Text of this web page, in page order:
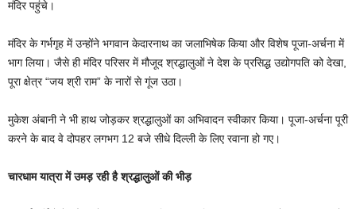
मंदिर पहुंचे।
मंदिर के गर्भगृह में उन्होंने भगवान केदारनाथ का जलाभिषेक किया और विशेष पूजा-अर्चना में
भाग लिया। जैसे ही मंदिर परिसर में मौजूद श्रद्धालुओं ने देश के प्रसिद्ध उद्योगपति को देखा,
पूरा क्षेत्र “जय श्री राम” के नारों से गूंज उठा।
मुकेश अंबानी ने भी हाथ जोड़कर श्रद्धालुओं का अभिवादन स्वीकार किया। पूजा-अर्चना पूरी
करने के बाद वे दोपहर लगभग 12 बजे सीधे दिल्ली के लिए रवाना हो गए।
चारधाम यात्रा में उमड़ रही है श्रद्धालुओं की भीड़